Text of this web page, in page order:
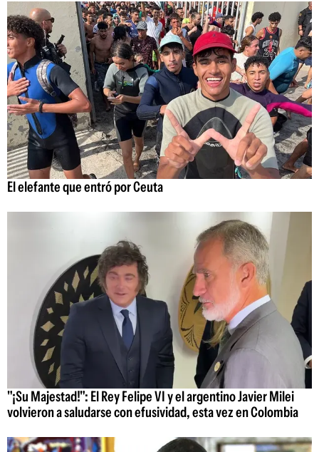
El elefante que entró por Ceuta
"¡Su Majestad!": El Rey Felipe VI y el argentino Javier Milei
volvieron a saludarse con efusividad, esta vez en Colombia